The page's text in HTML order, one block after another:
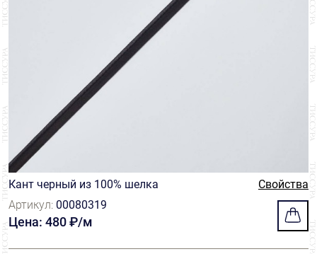
Кант черный из 100% шелка
Свойства
Артикул: 00080319
Цена: 480 ₽/м